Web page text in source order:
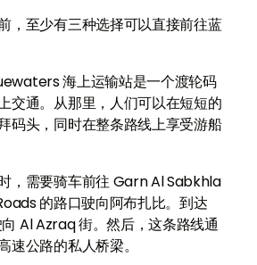
，至少有三种选择可以直接前往蓝
海上运输站是一个渡轮码
交通。从那里，人们可以在短短的
码头，同时在整条路线上享受游船
，需要骑车前往 Garn Al Sabkhla
的路口驶向阿布扎比。到达
向 Al Azraq 街。然后，这条路线通
速公路的私人桥梁。